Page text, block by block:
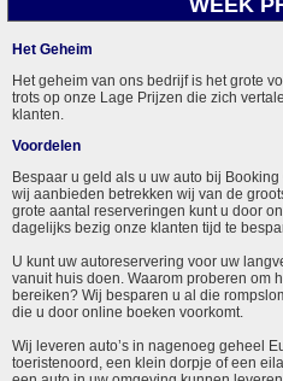
Het Geheim
Het geheim van ons bedrijf is het grote
trots op onze Lage Prijzen die zich
klanten.
Voordelen
Bespaar u geld als u uw auto bij
wij aanbieden betrekken wij van de
grote aantal reserveringen kunt u door
dagelijks bezig onze klanten tijd te
U kunt uw autoreservering voor uw
vanuit huis doen. Waarom proberen om
bereiken? Wij besparen u al die
die u door online boeken voorkomt.
Wij leveren auto’s in nagenoeg geheel
toeristenoord, een klein dorpje of een